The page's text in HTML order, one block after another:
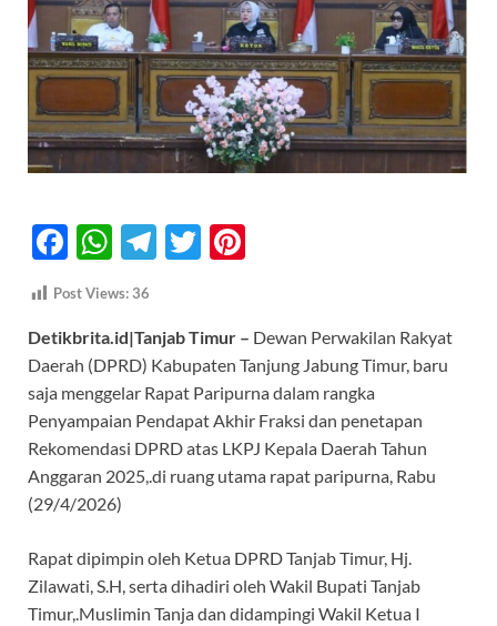
F
ac
e
b
o
o
k
W
at
s
A
p
p
T
gr
a
m
T
er es
t
Post Views:36
Detikbrita.id|Tanjab Timur – Dewan Perwakilan Rakyat
Daerah (DPRD) Kabupaten Tanjung Jabung Timur, baru
saja menggelar Rapat Paripurna dalam rangka
Penyampaian Pendapat Akhir Fraksi dan penetapan
Rekomendasi DPRD atas LKPJ Kepala Daerah Tahun
Anggaran 2025,.di ruang utama rapat paripurna, Rabu
(29/4/2026)
Rapat dipimpin oleh Ketua DPRD Tanjab Timur, Hj.
Zilawati, S.H, serta dihadiri oleh Wakil Bupati Tanjab
Timur,.Muslimin Tanja dan didampingi Wakil Ketua I